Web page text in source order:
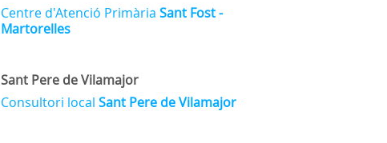
Centre d'Atenció PrimàriaSant Fost -
Martorelles
Sant Pere de Vilamajor
Consultori localSant Pere de Vilamajor